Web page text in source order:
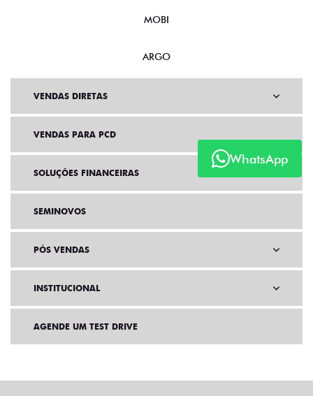
WhatsApp
MOBI
ARGO
VENDAS DIRETAS
VENDAS PARA PCD
SOLUÇÕES FINANCEIRAS
SEMINOVOS
PÓS VENDAS
INSTITUCIONAL
AGENDE UM TEST DRIVE